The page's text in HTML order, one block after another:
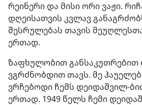
რეინერი და მისი ორი ვაჟი.
დღეისათვის კვლავ
შესრულებას თავის
ერთად.
ზაფხულობით განსაკუთრებით
ვგრძნობდით თავს. მე
ვრჩებოდი ჩემს დეიდაშვილ-
ერთად. 1949 წელს ჩემი